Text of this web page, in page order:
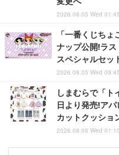
2026.08.05 Wed 01:45
「一番くじち
ナップ公開!ラ
スペシャルセッ
2026.08.05 Wed 09:45
しまむらで「ト
日より発売!ア
カットクッショ
2026.08.05 Wed 01:10